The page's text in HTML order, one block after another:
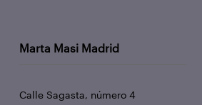
Marta Masi Madrid
Calle Sagasta, número 4